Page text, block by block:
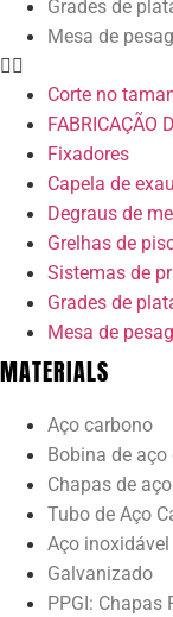
Grades de
Mesa de
Corte no
FABRICAÇÃO
Fixadores
Capela de
Degraus de
Grelhas de
Sistemas de
Grades de
Mesa de
MATERIALS
Aço carbono
Bobina de
Chapas de
Tubo de Aço
Aço inoxidável
Galvanizado
PPGI: